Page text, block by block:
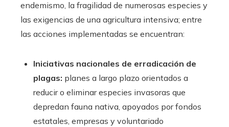
endemismo, la fragilidad de numerosas especies y
las exigencias de una agricultura intensiva; entre
las acciones implementadas se encuentran:
Iniciativas nacionales de erradicación de
plagas: planes a largo plazo orientados a
reducir o eliminar especies invasoras que
depredan fauna nativa, apoyados por fondos
estatales, empresas y voluntariado